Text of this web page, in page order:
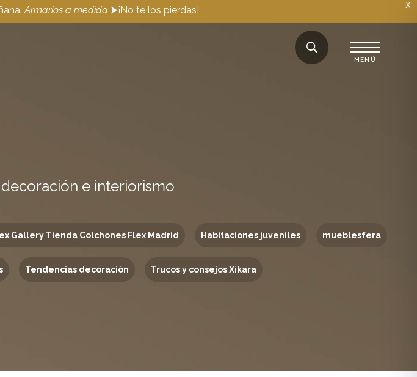
X
Armarios a medida ⮞¡No te los pierdas!
e interiorismo
Gallery Tienda Colchones Flex Madrid Habitaciones juveniles mueblesfera
Tendencias decoración Trucos y consejos Xíkara